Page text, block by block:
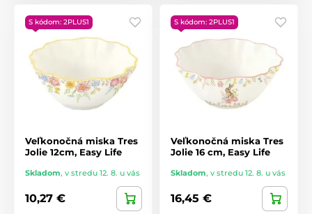
S kódom: 2PLUS1
Veľkonočná miska Tres
Jolie 12cm, Easy Life
Skladom, v stredu 12. 8. u vás
10,27 €
S kódom: 2PLUS1
Veľkonočná miska Tres
Jolie 16 cm, Easy Life
Skladom, v stredu 12. 8. u vás
16,45 €